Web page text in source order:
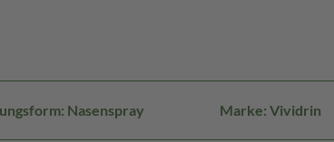
Nasenspray Marke: Vividrin